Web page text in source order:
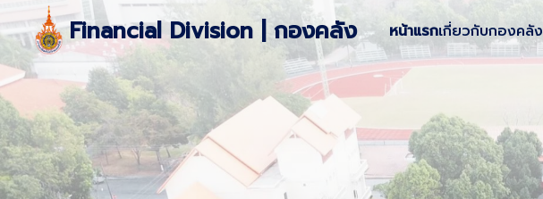
to
content
Financial Division | กองคลัง หน้าแรกเกี่ยวกับกองคลัง
Search
for: